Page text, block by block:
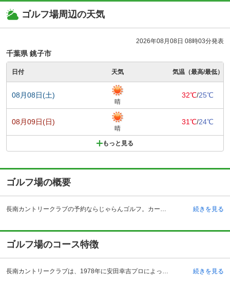
ゴルフ場周辺の天気
2026年08月08日 08時03分発表
千葉県 銚子市
日付 天気 気温（最高/最低）
08月08日(土)
晴
32℃/25℃
08月09日(日)
晴
31℃/24℃
もっと見る
ゴルフ場の概要
長南カントリークラブの予約ならじゃらんゴルフ。カートの有無や利用税、キャンセル料、ナイター設備、駐車場などのコース情報はもちろん、口コミ、フォトギャラリーなどコースの難易度や攻略に役立つ情報充実、予約する度にポイントが貯まるのでお得にゴルフをお楽しみ頂けます。 長南カントリークラブは、館山自動車道の市原インターチェンジから20キロメートルの場所にあるゴルフ場です。東京湾アクアライン経由で来ることも可能で、「首都圏からのアクセスが良い」という点でも人気のゴルフ場です。18ホールある丘陵コースには、練習場として頻繁に来場する女子プロゴルファーも。クラブバスも月曜日のセルフデー以外は運行していますので、電車を使ってゴルフに来ることも出来ます。クラブハウスは広々としていて、レストランの料理はランチメニューが豊富で美味しいと評判です。ゴルフのプレー以外でもゆったりと楽しめるゴルフ場です。1人でも楽しみたい方はオープンコンペを開催しているので、気軽に参加するのもおすすめです。 続きを見る
ゴルフ場のコース特徴
長南カントリークラブは、1978年に安田幸吉プロによって設計されました。日本ならではとも言える景観と丘陵の地形を上手に生かしたゴルフ場ということで、正統派のコースを愛する方々がたくさんいます。飛距離よりもコントロールを重視したプレーが必要になってきますので、パワーだけでゴルフをする人々も、正確なショットやコントロールなどが上達できる場所だと言われています。技術を磨きたいゴルファーに人気があります。また長南カントリークラブは、18ホールのコースを持っています。オーソドックスに見えるコースですが、グリーンの周囲にはバンカーが多く設置されている、戦略的な部分があることからもゴルフが上達しやすいコースであると言えます。 続きを見る